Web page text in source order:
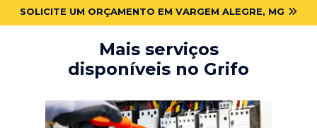
SOLICITE UM ORÇAMENTO EM VARGEM ALEGRE, MG
Mais serviços
disponíveis no Grifo